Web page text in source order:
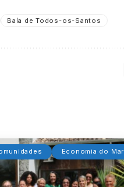
Baía de Todos-os-Santos
Economia do Mar